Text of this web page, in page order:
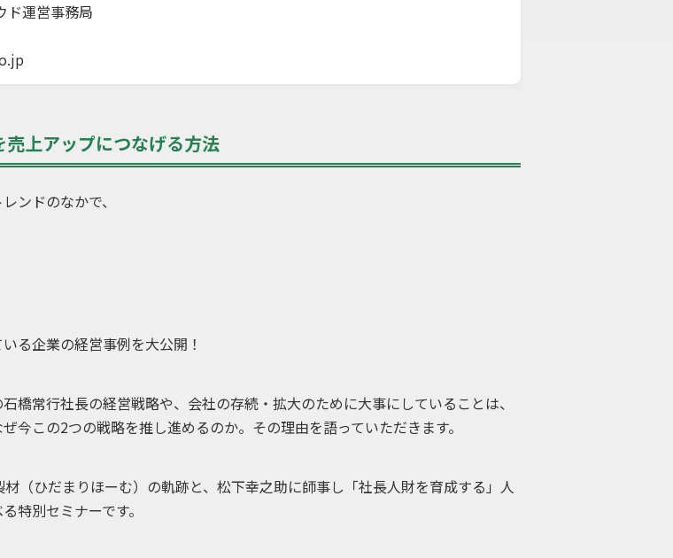
ド運営事務局
上アップにつなげる方法
ンドのなかで、
る企業の経営事例を大公開！
橋常行社長の経営戦略や、会社の存続・拡大のために大事にしていることは、
今この2つの戦略を推し進めるのか。その理由を語っていただきます。
（ひだまりほーむ）の軌跡と、松下幸之助に師事し「社長人財を育成する」人
特別セミナーです。